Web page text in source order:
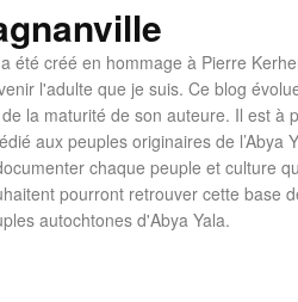
été créé en hommage à Pierre
l'adulte que je suis. Ce blog
la maturité de son auteure. Il est à
aux peuples originaires de l’Abya
chaque peuple et culture
pourront retrouver cette base
autochtones d'Abya Yala.